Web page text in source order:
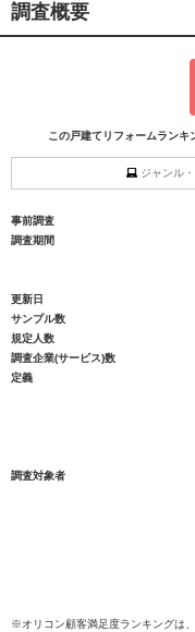
調査概要
この戸建てリフォームランキ
ジャンル
事前調査
調査期間
更新日
サンプル数
規定人数
調査企業(サービス)数
定義
調査対象者
※オリコン顧客満足度ランキングは